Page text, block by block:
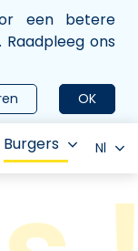
een betere
ons
OK
Burgers Nl